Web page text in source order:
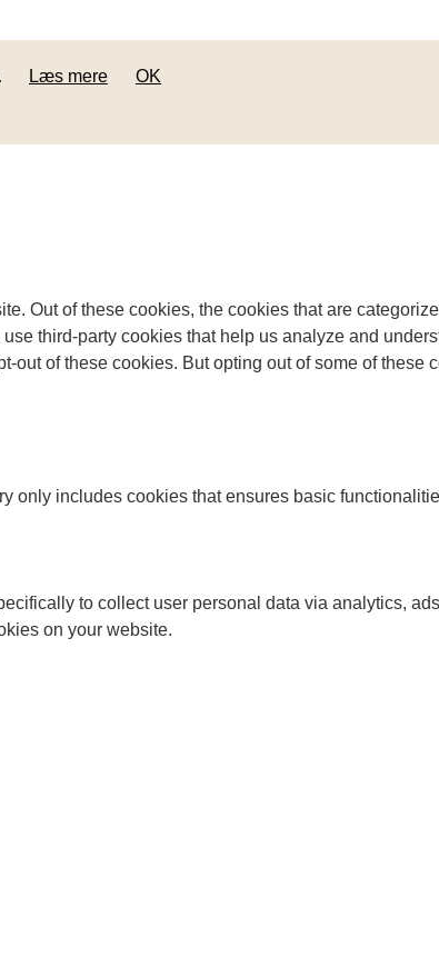
Læs mere
OK
Out of these cookies, the cookies that are
third-party cookies that help us analyze and
of these cookies. But opting out of some of these
includes cookies that ensures basic
to collect user personal data via analytics,
on your website.